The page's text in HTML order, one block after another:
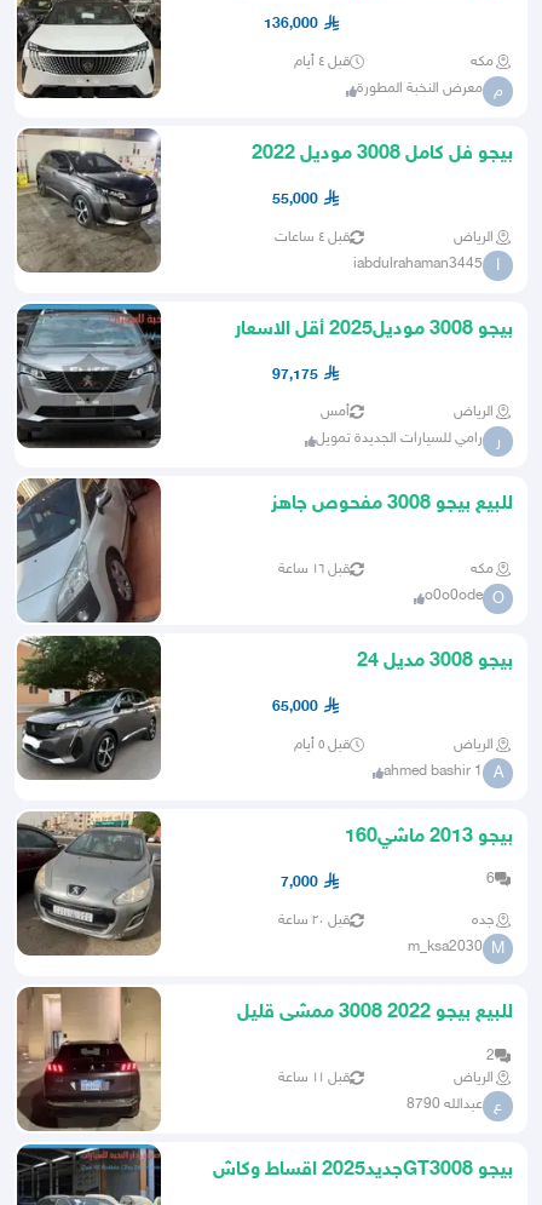
136,000
مكه قبل ٤ أيام
م معرض النخبة المطورة
بيجو فل كامل 3008 موديل 2022
55,000
الرياض قبل ٤ ساعات
I
iabdulrahaman3445
بيجو 3008 موديل2025 أقل الاسعار
97,175
الرياض أمس
ر رامي للسيارات الجديدة تمويل
للبيع بيجو 3008 مفحوص جاهز
مكه قبل ١٦ ساعة
O
o0o0ode
بيجو 3008 مديل 24
65,000
الرياض قبل ٥ أيام
A
ahmed bashir 1
بيجو 2013 ماشي160
6
7,000
جده قبل ٢٠ ساعة
M
m_ksa2030
للبيع بيجو 2022 3008 ممشى قليل
2
الرياض
قبل ١١ ساعة
ع عبدالله 8790
بيجو GT3008جديد2025 اقساط وكاش